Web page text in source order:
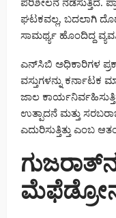
ಪರಿಶೀಲನೆ ನಡೆಸುತ್ತಿದೆ.
ಘಟಕವಲ್ಲ, ಬದಲಾಗಿ
ಸಾಮರ್ಥ್ಯ ಹೊಂದಿದ್ದ
ಎನ್‌ಸಿಬಿ ಅಧಿಕಾರಿಗಳ
ವಸ್ತುಗಳನ್ನು ಕರ್ನಾಟಕ
ಜಾಲ
ಉತ್ಪಾದನೆ ಮತ್ತು
ಎದುರಿಸುತ್ತಿತ್ತು ಎಂಬ